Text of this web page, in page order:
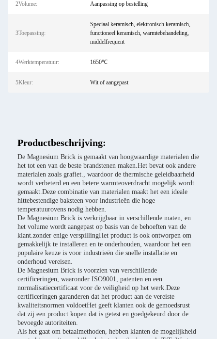
2Volume: Aanpassing op bestelling
3Toepassing:
Speciaal keramisch, elektronisch keramisch,
functioneel keramisch, warmtebehandeling,
middelfrequent
4Werktemperatuur: 1650℃
5Kleur: Wit of aangepast
Productbeschrijving:
De Magnesium Brick is gemaakt van hoogwaardige materialen die
het tot een van de beste brandstenen maken.Het bevat ook andere
materialen zoals grafiet., waardoor de thermische geleidbaarheid
wordt verbeterd en een betere warmteoverdracht mogelijk wordt
gemaakt.Deze combinatie van materialen maakt het een ideale
hittebestendige baksteen voor industrieën die hoge
temperatuurovens nodig hebben.
De Magnesium Brick is verkrijgbaar in verschillende maten, en
het volume wordt aangepast op basis van de behoeften van de
klant.zonder enige verspillingHet product is ook ontworpen om
gemakkelijk te installeren en te onderhouden, waardoor het een
populaire keuze is voor industrieën die snelle installatie en
onderhoud vereisen.
De Magnesium Brick is voorzien van verschillende
certificeringen, waaronder ISO9001, patenten en een
normalisatiecertificaat voor de veiligheid op het werk.Deze
certificeringen garanderen dat het product aan de vereiste
kwaliteitsnormen voldoetHet geeft klanten ook de gemoedsrust
dat zij een product kopen dat is getest en goedgekeurd door de
bevoegde autoriteiten.
Als het gaat om betaalmethoden, hebben klanten de mogelijkheid